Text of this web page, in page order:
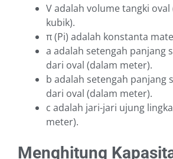
V adalah volume tangki
kubik).
π (Pi) adalah konstanta
a adalah setengah panjang
dari oval (dalam meter).
b adalah setengah panjang
dari oval (dalam meter).
c adalah jari-jari ujung
meter).
Menghitung